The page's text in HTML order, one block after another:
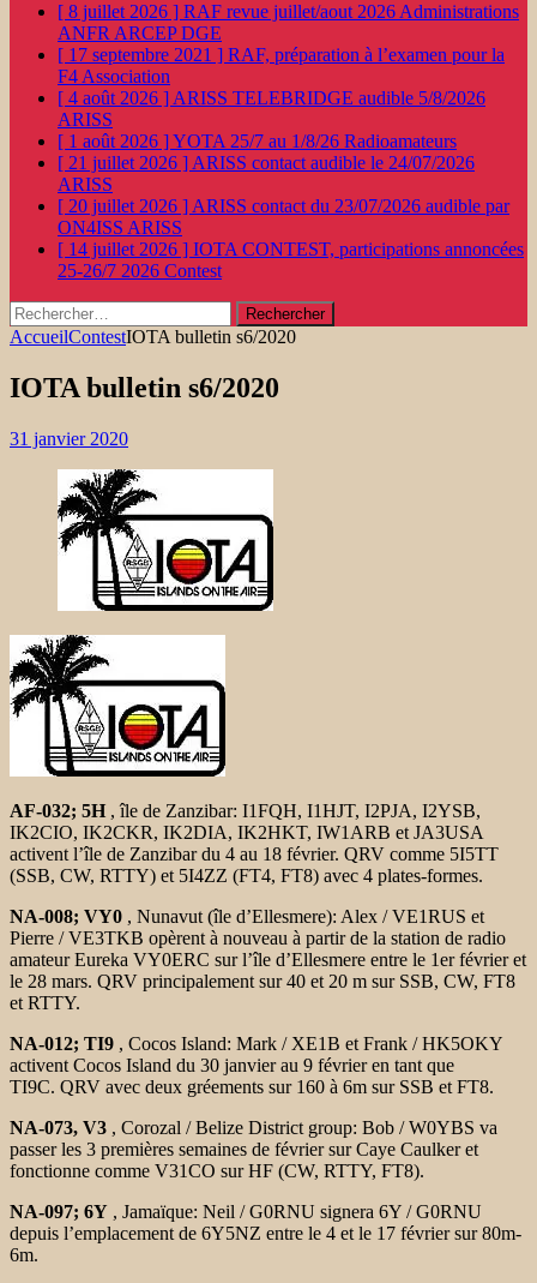
[ 8 juillet 2026 ] RAF revue juillet/aout 2026 Administrations
ANFR ARCEP DGE
[ 17 septembre 2021 ] RAF, préparation à l’examen pour la
F4 Association
[ 4 août 2026 ] ARISS TELEBRIDGE audible 5/8/2026
ARISS
[ 1 août 2026 ]YOTA 25/7 au 1/8/26 Radioamateurs
[ 21 juillet 2026 ] ARISS contact audible le 24/07/2026
ARISS
[ 20 juillet 2026 ] ARISS contact du 23/07/2026 audible par
ON4ISS ARISS
[ 14 juillet 2026 ] IOTA CONTEST, participations annoncées
25-26/7 2026 Contest
Rechercher :
AccueilContestIOTA bulletin s6/2020
IOTA bulletin s6/2020
31 janvier 2020
AF-032; 5H, île de Zanzibar: I1FQH, I1HJT, I2PJA, I2YSB,
IK2CIO, IK2CKR, IK2DIA, IK2HKT, IW1ARB et JA3USA
activent l’île de Zanzibar du 4 au 18 février. QRV comme 5I5TT
(SSB, CW, RTTY) et 5I4ZZ (FT4, FT8) avec 4 plates-formes.
NA-008; VY0 , Nunavut (île d’Ellesmere): Alex / VE1RUS et
Pierre / VE3TKB opèrent à nouveau à partir de la station de radio
amateur Eureka VY0ERC sur l’île d’Ellesmere entre le 1er février et
le 28 mars. QRV principalement sur 40 et 20 m sur SSB, CW, FT8
et RTTY.
NA-012; TI9 , Cocos Island: Mark / XE1B et Frank / HK5OKY
activent Cocos Island du 30 janvier au 9 février en tant que
TI9C. QRV avec deux gréements sur 160 à 6m sur SSB et FT8.
NA-073, V3 , Corozal / Belize District group: Bob / W0YBS va
passer les 3 premières semaines de février sur Caye Caulker et
fonctionne comme V31CO sur HF (CW, RTTY, FT8).
NA-097; 6Y , Jamaïque: Neil / G0RNU signera 6Y / G0RNU
depuis l’emplacement de 6Y5NZ entre le 4 et le 17 février sur 80m-
6m.